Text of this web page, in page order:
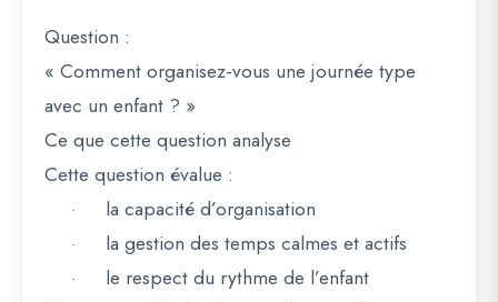
Question :
« Comment organisez-vous une journée type
avec un enfant ? »
Ce que cette question analyse
Cette question évalue :
· la capacité d’organisation
· la gestion des temps calmes et actifs
· le respect du rythme de l’enfant